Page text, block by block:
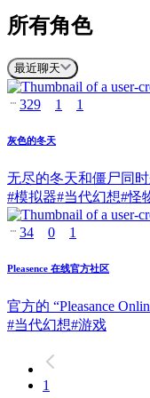
所有角色
最近聊天
329 1 1
灰色的冬天
无尽的冬天和僵尸同时
#模拟器#当代幻想#怪
34 0 1
Pleasence 在线官方社区
官方的 “Pleasance
#当代幻想#游戏
1